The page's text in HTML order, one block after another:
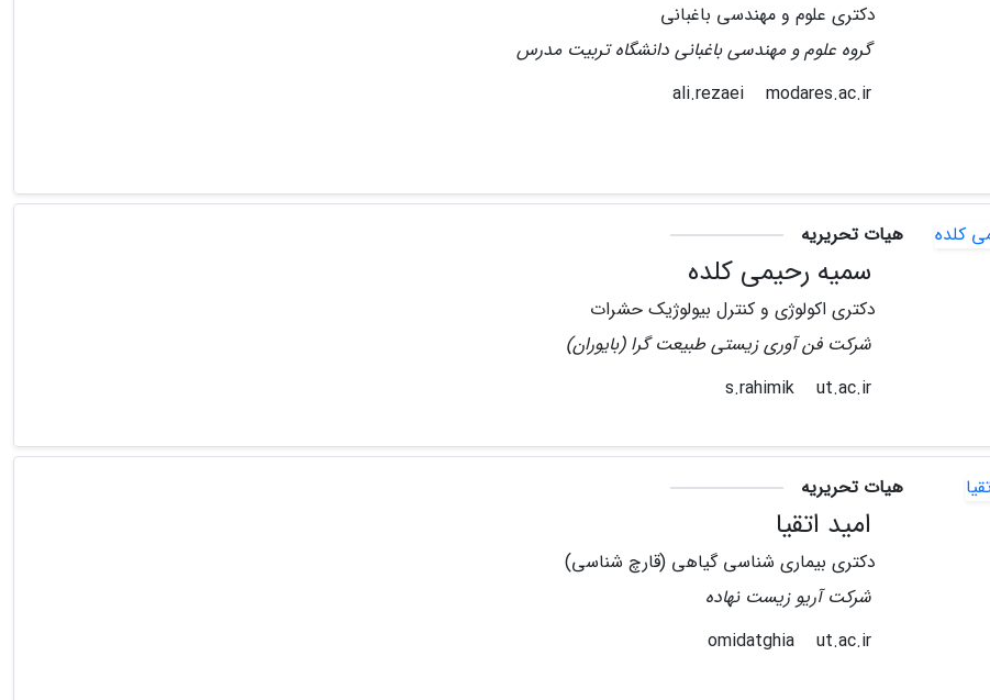
دکتری علوم و مهندسی باغبانی
گروه علوم و مهندسی باغبانی دانشگاه تربیت مدرس
modares.ac.ir
هیات تحریریه
سمیه رحیمی کلده
دکتری اکولوژی و کنترل بیولوژیک حشرات
شرکت فن آوری زیستی طبیعت گرا (بایوران)
ut.ac.ir
هیات تحریریه
امید اتقیا
دکتری بیماری شناسی گیاهی (قارچ شناسی)
شرکت آریو زیست نهاده
ut.ac.ir